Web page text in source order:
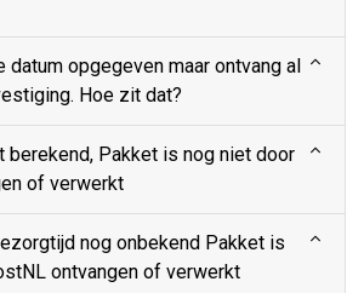
datum opgegeven maar ontvang al
Hoe zit dat?
berekend, Pakket is nog niet door
of verwerkt
nog onbekend Pakket is
ontvangen of verwerkt